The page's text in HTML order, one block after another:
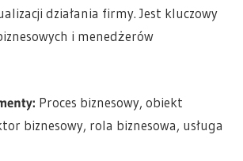
działania firmy. Jest kluczowy
i menedżerów
Proces biznesowy, obiekt
biznesowy, rola biznesowa, usługa